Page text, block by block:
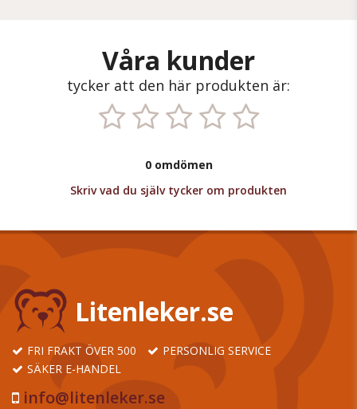
Våra kunder
tycker att den här produkten är:
0 omdömen
Skriv vad du själv tycker om produkten
Litenleker.se
FRI FRAKT ÖVER 500
PERSONLIG SERVICE
SÄKER E-HANDEL
info@litenleker.se